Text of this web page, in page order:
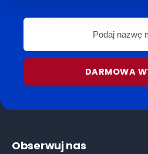
Podaj
miasta
DARMOWA
Obserwuj nas